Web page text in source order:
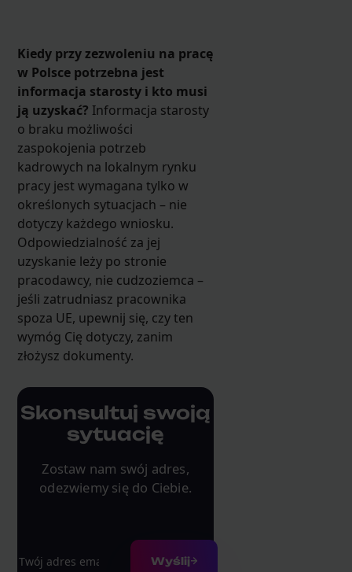
Kiedy przy zezwoleniu na pracę
w Polsce potrzebna jest
informacja starosty i kto musi
ją uzyskać? Informacja starosty
o braku możliwości
zaspokojenia potrzeb
kadrowych na lokalnym rynku
pracy jest wymagana tylko w
określonych sytuacjach – nie
dotyczy każdego wniosku.
Odpowiedzialność za jej
uzyskanie leży po stronie
pracodawcy, nie cudzoziemca –
jeśli zatrudniasz pracownika
spoza UE, upewnij się, czy ten
wymóg Cię dotyczy, zanim
złożysz dokumenty.
Skonsultuj swoją
sytuację
Zostaw nam swój adres,
odezwiemy się do Ciebie.
Wyślij